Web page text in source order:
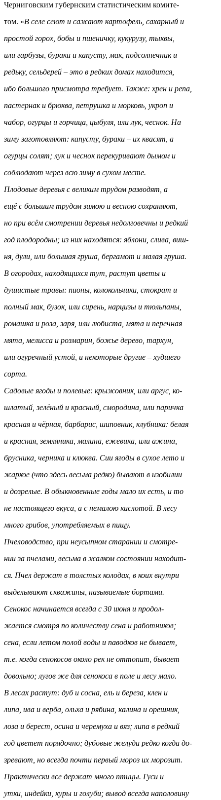
Черниговским губернским статистическим комите-
том. «В селе сеют и сажают картофель, сахарный и
простой горох, бобы и пшеничку, кукурузу, тыквы,
или гарбузы, бураки и капусту, мак, подсолнечник и
редьку, сельдерей – это в редких домах находится,
ибо большого присмотра требует. Также: хрен и репа,
пастернак и брюква, петрушка и морковь, укроп и
чабор, огурцы и горчица, цыбуля, или лук, чеснок. На
зиму заготовляют: капусту, бураки – их квасят, а
огурцы солят; лук и чеснок перекуривают дымом и
соблюдают через всю зиму в сухом месте.
Плодовые деревья с великим трудом разводят, а
ещё с большим трудом зимою и весною сохраняют,
но при всём смотрении деревья недолговечны и редкий
год плодородны; из них находятся: яблони, слива, виш-
ня, дули, или большая груша, бергамот и малая груша.
В огородах, находящихся тут, растут цветы и
душистые травы: пионы, колокольчики, стократ и
полный мак, бузок, или сирень, нарцизы и тюльпаны,
ромашка и роза, заря, или любиста, мята и перечная
мята, мелисса и розмарин, божье дерево, тархун,
или огуречный устой, и некоторые другие – худшего
сорта.
Садовые ягоды и полевые: крыжовник, или аргус, ко-
шлатый, зелёный и красный, смородина, или паричка
красная и чёрная, барбарис, шиповник, клубника: белая
и красная, земляника, малина, ежевика, или ажина,
брусника, черника и клюква. Сии ягоды в сухое лето и
жаркое (что здесь весьма редко) бывают в изобилии
и дозрелые. В обыкновенные годы мало их есть, и то
не настоящего вкуса, а с немалою кислотой. В лесу
много грибов, употребляемых в пищу.
Пчеловодство, при неусыпном старании и смотре-
нии за пчелами, весьма в жалком состоянии находит-
ся. Пчел держат в толстых колодах, в коих внутри
выделывают скважины, называемые бортами.
Сенокос начинается всегда с 30 июня и продол-
жается смотря по количеству сена и работников;
сена, если летом полой воды и паводков не бывает,
т.е. когда сенокосов около рек не оттопит, бывает
довольно; лугов же для сенокоса в поле и лесу мало.
В лесах растут: дуб и сосна, ель и береза, клен и
липа, ива и верба, ольха и рябина, калина и орешник,
лоза и берест, осина и черемуха и вяз; липа в редкий
год цветет порядочно; дубовые желуди редко когда до-
зревают, но всегда почти первый мороз их морозит.
Практически все держат много птицы. Гуси и
утки, индейки, куры и голуби; вывод всегда наполовину